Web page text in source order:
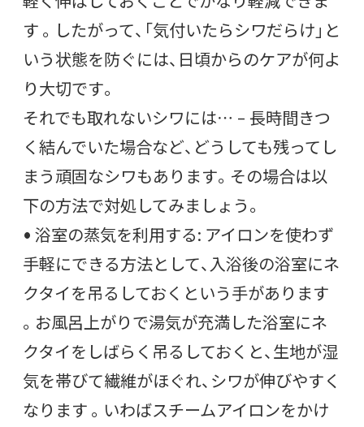
す 。したがって、「気付いたらシワだらけ」と
いう状態を防ぐには、日頃からのケアが何よ
り大切です。
それでも取れないシワには… – 長時間きつ
く結んでいた場合など、どうしても残ってし
まう頑固なシワもあります。その場合は以
下の方法で対処してみましょう。
• 浴室の蒸気を利用する: アイロンを使わず
手軽にできる方法として、入浴後の浴室にネ
クタイを吊るしておくという手があります
。お風呂上がりで湯気が充満した浴室にネ
クタイをしばらく吊るしておくと、生地が湿
気を帯びて繊維がほぐれ、シワが伸びやすく
なります 。いわばスチームアイロンをかけ